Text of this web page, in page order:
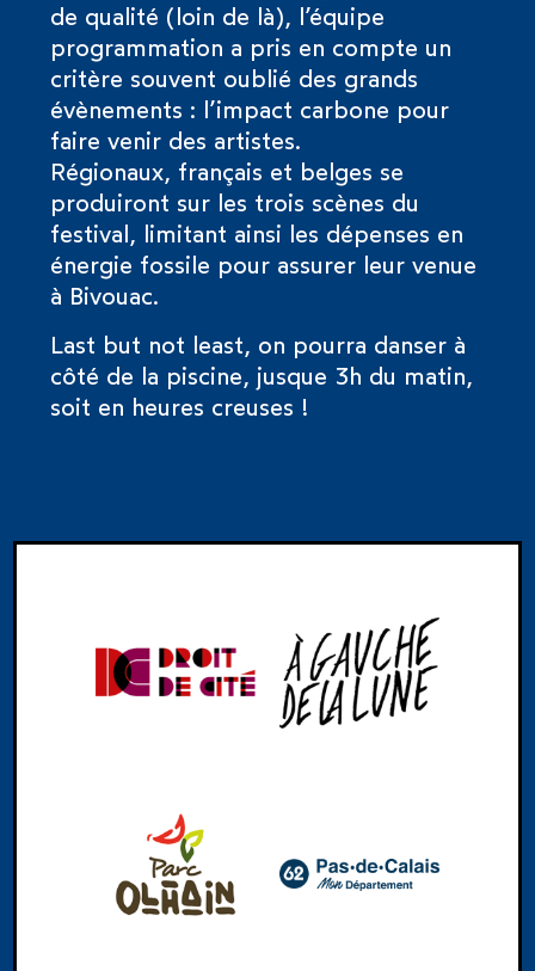
de qualité (loin de là), l’équipe
programmation a pris en compte un
critère souvent oublié des grands
évènements : l’impact carbone pour
faire venir des artistes.
Régionaux, français et belges se
produiront sur les trois scènes du
festival, limitant ainsi les dépenses en
énergie fossile pour assurer leur venue
à Bivouac.
Last but not least, on pourra danser à
côté de la piscine, jusque 3h du matin,
soit en heures creuses !